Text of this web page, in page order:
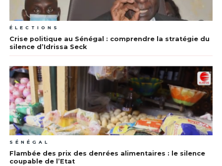
ÉLECTIONS
Crise politique au Sénégal : comprendre la stratégie du
silence d’Idrissa Seck
SÉNÉGAL
Flambée des prix des denrées alimentaires : le silence
coupable de l’Etat